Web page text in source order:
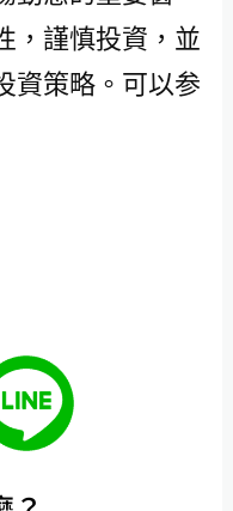
，謹慎投資，並
資策略。可以参